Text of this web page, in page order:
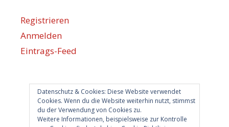
Datenschutz & Cookies: Diese Website verwendet
Cookies. Wenn du die Website weiterhin nutzt, stimmst
du der Verwendung von Cookies zu.
Weitere Informationen, beispielsweise zur Kontrolle
Registrieren
Anmelden
Eintrags-Feed
WordPress.org
Berlin hilft